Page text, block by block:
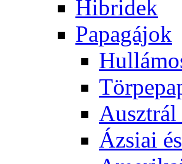
Hibridek
Papagájok
Ausztrál
Ázsiai